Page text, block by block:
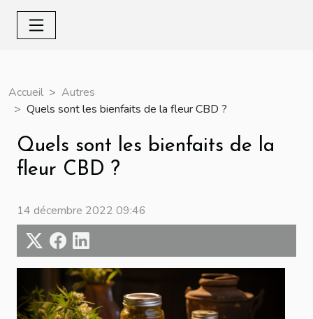
Accueil
Autres
Quels sont les bienfaits de la fleur CBD ?
Quels sont les bienfaits de la
fleur CBD ?
14 décembre 2022 09:46